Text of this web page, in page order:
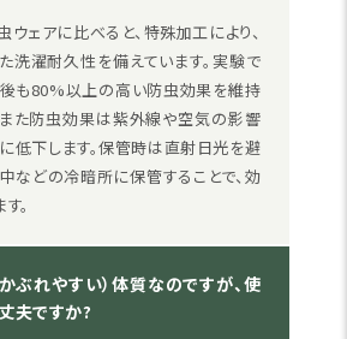
ウェアに比べると、特殊加工により、
洗濯耐久性を備えています。実験で
も80%以上の高い防虫効果を維持
また防虫効果は紫外線や空気の影響
に低下します。保管時は直射日光を避
中などの冷暗所に保管することで、効
。
ぶれやすい）体質なのですが、使
夫ですか?